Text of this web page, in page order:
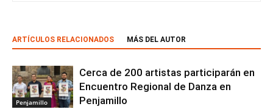
ARTÍCULOS RELACIONADOS MÁS DEL AUTOR
Penjamillo
Cerca de 200 artistas participarán en
Encuentro Regional de Danza en
Penjamillo